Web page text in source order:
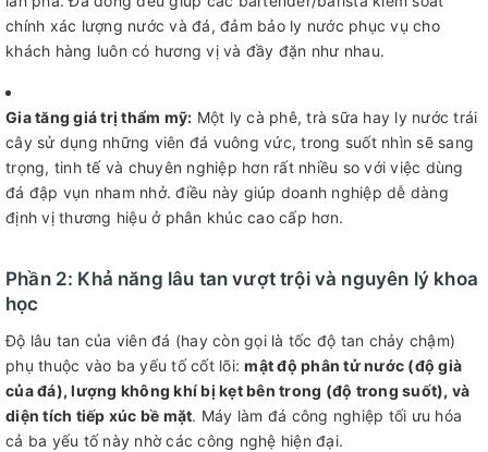
chính xác lượng nước và đá, đảm bảo ly nước phục vụ cho
khách hàng luôn có hương vị và đầy đặn như nhau.
Gia tăng giá trị thẩm mỹ: Một ly cà phê, trà sữa hay ly nước trái
cây sử dụng những viên đá vuông vức, trong suốt nhìn sẽ sang
trọng, tinh tế và chuyên nghiệp hơn rất nhiều so với việc dùng
đá đập vụn nham nhở. điều này giúp doanh nghiệp dễ dàng
định vị thương hiệu ở phân khúc cao cấp hơn.
Phần 2: Khả năng lâu tan vượt trội và nguyên lý khoa
học
Độ lâu tan của viên đá (hay còn gọi là tốc độ tan chảy chậm)
phụ thuộc vào ba yếu tố cốt lõi:mật độ phân tử nước (độ già
của đá), lượng không khí bị kẹt bên trong (độ trong suốt), và
diện tích tiếp xúc bề mặt. Máy làm đá công nghiệp tối ưu hóa
cả ba yếu tố này nhờ các công nghệ hiện đại.